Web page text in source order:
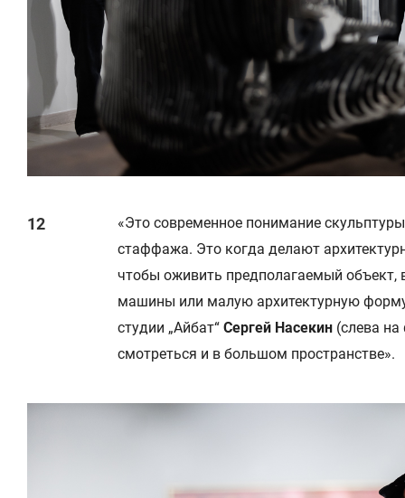
«Это современное понимание
стаффажа. Это когда делают
чтобы оживить предполагаемый
машины или малую архитектурную
студии „Айбат“ Сергей Насекин (слева
смотреться и в большом пространстве».